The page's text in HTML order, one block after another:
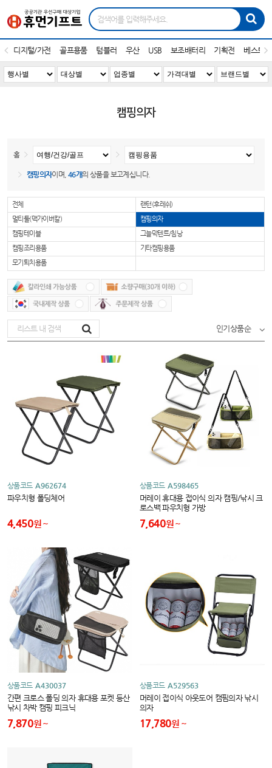
디지털/가전 골프용품 텀블러 우산 USB 보조배터리 기획전 베스트
캠핑의자
홈
캠핑의자이며,46개의 상품을 보고계십니다.
전체
랜턴(후레쉬)
멀티툴(맥가이버칼)
캠핑의자
캠핑테이블
그늘막텐트/침낭
캠핑조리용품
기타캠핑용품
모기퇴치용품
인기상품순
상품코드 A962674
파우치형 폴딩체어
4,450원
상품코드 A598465
머레이 휴대용 접이식 의자 캠핑/낚시 크
로스백 파우치형 가방
7,640원
상품코드 A430037
간편 크로스 폴딩 의자 휴대용 포켓 등산
낚시 차박 캠핑 피크닉
7,870원
상품코드 A529563
머레이 접이식 아웃도어 캠핌의자 낚시
의자
17,780원